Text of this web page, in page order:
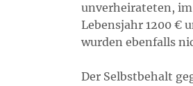
unverheirateten, im
Lebensjahr 1200 €
wurden ebenfalls
Der Selbstbehalt